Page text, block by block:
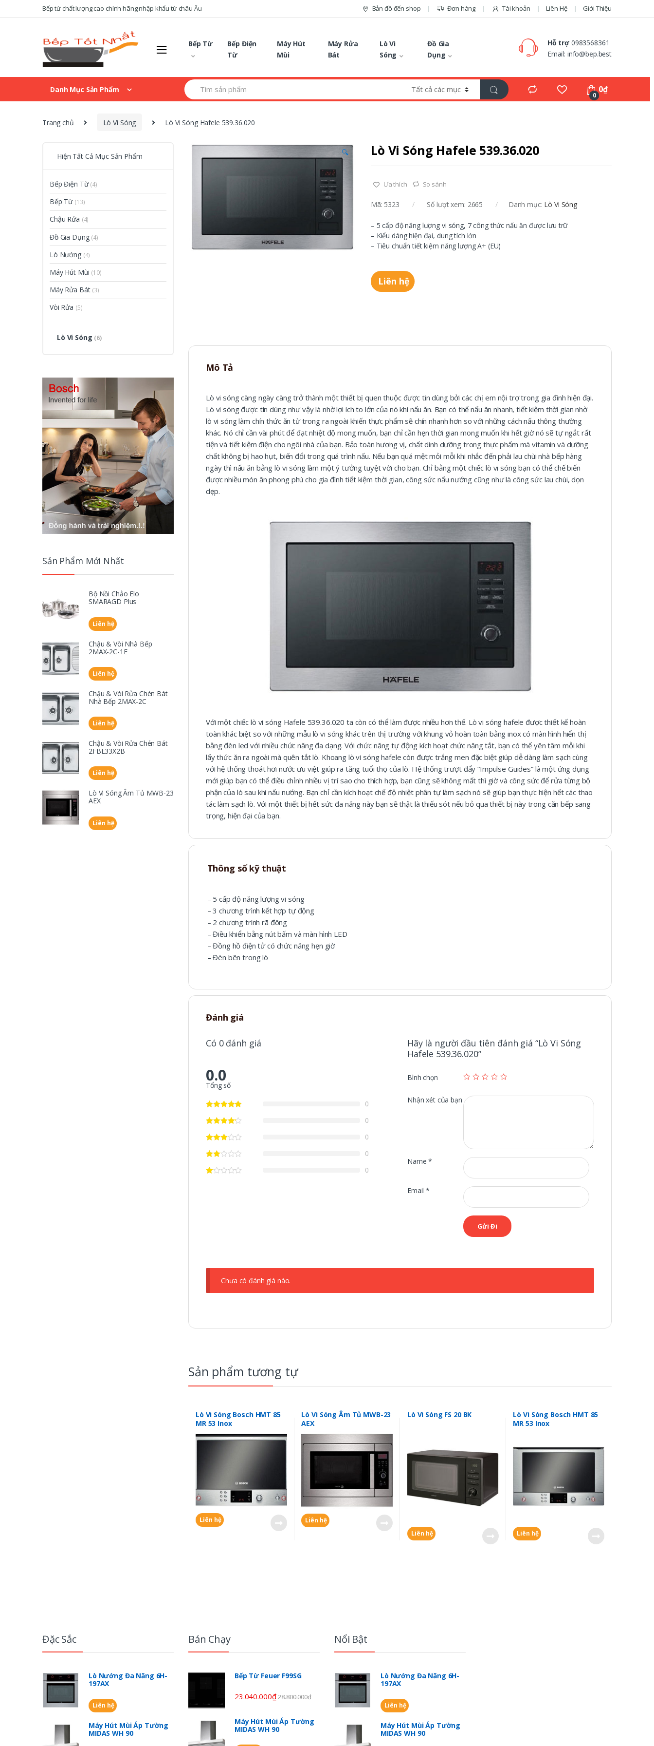
to
to
Bếp từ chất lượng cao chính hãng nhập khẩu từ châu Âu Bản đồ đến shop Đơn hàng Tài khoản Liên Hệ Giới Thiệu
Bếp Từ
Bếp Điện
Từ
Máy Hút
Mùi
Máy Rửa
Bát
Lò Vi
Sóng
Đồ Gia
Dụng
Hỗ trợ0983568361
Email: info@bep.best
Danh Mục Sản Phẩm
Search
for:
0
0₫
Trang chủ Lò Vi Sóng Lò Vi Sóng Hafele 539.36.020
🔍 Lò Vi Sóng Hafele 539.36.020
Ưa thích So sánh
Mã: 5323 Số lượt xem: 2665 Danh mục: Lò Vi Sóng
– 5 cấp độ năng lượng vi sóng, 7 công thức nấu ăn được lưu trữ
– Kiểu dáng hiện đại, dung tích lớn
– Tiêu chuẩn tiết kiệm năng lượng A+ (EU)
Liên hệ
Mô Tả
Lò vi sóng càng ngày càng trở thành một thiết bị quen thuộc được tin dùng bởi các chị em nội trợ trong gia đình hiện đại.
Lò vi sóng được tin dùng như vậy là nhờ lợi ích to lớn của nó khi nấu ăn. Bạn có thể nấu ăn nhanh, tiết kiệm thời gian nhờ
lò vi sóng làm chín thức ăn từ trong ra ngoài khiến thực phẩm sẽ chín nhanh hơn so với những cách nấu thông thường
khác. Nó chỉ cần vài phút để đạt nhiệt độ mong muốn, bạn chỉ cần hẹn thời gian mong muốn khi hết giờ nó sẽ tự ngắt rất
tiện và tiết kiệm điện cho ngôi nhà của bạn. Bảo toàn hương vị, chất dinh dưỡng trong thực phẩm mà vitamin và dưỡng
chất không bị hao hụt, biến đổi trong quá trình nấu. Nếu bạn quá mệt mỏi mỗi khi nhắc đến phải lau chùi nhà bếp hàng
ngày thì nấu ăn bằng lò vi sóng làm một ý tưởng tuyệt vời cho bạn. Chỉ bằng một chiếc lò vi sóng bạn có thể chế biến
được nhiều món ăn phong phú cho gia đình tiết kiệm thời gian, công sức nấu nướng cũng như là công sức lau chùi, dọn
dẹp.
Với một chiếc lò vi sóng Hafele 539.36.020 ta còn có thể làm được nhiều hơn thế. Lò vi sóng hafele được thiết kế hoàn
toàn khác biệt so với những mẫu lò vi sóng khác trên thị trường với khung vỏ hoàn toàn bằng inox có màn hình hiển thị
bằng đèn led với nhiều chức năng đa dạng. Với chức năng tự động kích hoạt chức năng tắt, bạn có thể yên tâm mỗi khi
lấy thức ăn ra ngoài mà quên tắt lò. Khoang lò vi sóng hafele còn được trắng men đặc biệt giúp dễ dàng làm sạch cùng
với hệ thống thoát hơi nước ưu việt giúp ra tăng tuổi thọ của lò. Hệ thống trượt đẩy “Impulse Guides” là một ứng dụng
mới giúp bạn có thể điều chỉnh nhiều vị trí sao cho thích hợp, bạn cũng sẽ không mất thì giờ và công sức để rửa từng bộ
phận của lò sau khi nấu nướng. Bạn chỉ cần kích hoạt chế độ nhiệt phân tự làm sạch nó sẽ giúp bạn thực hiện hết các thao
tác làm sạch lò. Với một thiết bị hết sức đa năng này bạn sẽ thật là thiếu sót nếu bỏ qua thiết bị này trong căn bếp sang
trọng, hiện đại của bạn.
Thông số kỹ thuật
– 5 cấp độ năng lượng vi sóng
– 3 chương trình kết hợp tự động
– 2 chương trình rã đông
– Điều khiển bằng nút bấm và màn hình LED
– Đồng hồ điện tử có chức năng hẹn giờ
– Đèn bên trong lò
Đánh giá
Có 0 đánh giá
0.0
Tổng số
0
0
0
0
0
Hãy là người đầu tiên đánh giá “Lò Vi Sóng
Hafele 539.36.020”
Bình chọn
Nhận xét của bạn
Name*
Email*
Chưa có đánh giá nào.
Sản phẩm tương tự
Lò Vi Sóng Bosch HMT 85
MR 53 Inox
Liên hệ
Lò Vi Sóng Âm Tủ MWB-23
AEX
Liên hệ
Lò Vi Sóng FS 20 BK
Liên hệ
Lò Vi Sóng Bosch HMT 85
MR 53 Inox
Liên hệ
Hiện Tất Cả Mục Sản Phẩm
Bếp Điện Từ(4)
Bếp Từ (13)
Chậu Rửa (4)
Đồ Gia Dụng (4)
Lò Nướng (4)
Máy Hút Mùi (10)
Máy Rửa Bát (3)
Vòi Rửa (5)
Lò Vi Sóng (6)
Sản Phẩm Mới Nhất
Bộ Nồi Chảo Elo
SMARAGD Plus
Liên hệ
Chậu & Vòi Nhà Bếp
2MAX-2C-1E
Liên hệ
Chậu & Vòi Rửa Chén Bát
Nhà Bếp 2MAX-2C
Liên hệ
Chậu & Vòi Rửa Chén Bát
2FBE33X2B
Liên hệ
Lò Vi Sóng Âm Tủ MWB-23
AEX
Liên hệ
Đặc Sắc
Lò Nướng Đa Năng 6H-
197AX
Liên hệ
Máy Hút Mùi Áp Tường
MIDAS WH 90
Bán Chạy
Bếp Từ Feuer F99SG
23.040.000₫ 28.800.000₫
Máy Hút Mùi Áp Tường
MIDAS WH 90
Nổi Bật
Lò Nướng Đa Năng 6H-
197AX
Liên hệ
Máy Hút Mùi Áp Tường
MIDAS WH 90